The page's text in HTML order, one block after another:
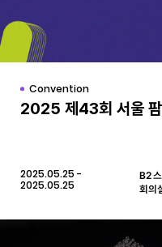
Convention
2025 제43회 서울
2025.05.25 -
2025.05.25
B2
회의